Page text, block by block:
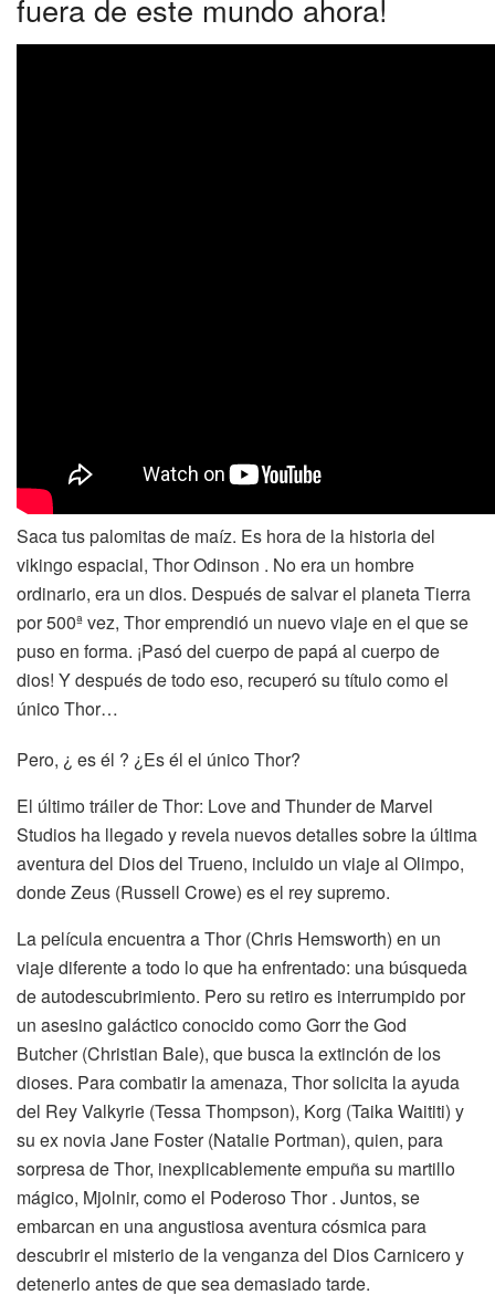
fuera de este mundo ahora!
Saca tus palomitas de maíz. Es hora de la historia del
vikingo espacial, Thor Odinson . No era un hombre
ordinario, era un dios. Después de salvar el planeta Tierra
por 500ª vez, Thor emprendió un nuevo viaje en el que se
puso en forma. ¡Pasó del cuerpo de papá al cuerpo de
dios! Y después de todo eso, recuperó su título como el
único Thor…
Pero, ¿ es él ? ¿Es él el único Thor?
El último tráiler de Thor: Love and Thunder de Marvel
Studios ha llegado y revela nuevos detalles sobre la última
aventura del Dios del Trueno, incluido un viaje al Olimpo,
donde Zeus (Russell Crowe) es el rey supremo.
La película encuentra a Thor (Chris Hemsworth) en un
viaje diferente a todo lo que ha enfrentado: una búsqueda
de autodescubrimiento. Pero su retiro es interrumpido por
un asesino galáctico conocido como Gorr the God
Butcher (Christian Bale), que busca la extinción de los
dioses. Para combatir la amenaza, Thor solicita la ayuda
del Rey Valkyrie (Tessa Thompson), Korg (Taika Waititi) y
su ex novia Jane Foster (Natalie Portman), quien, para
sorpresa de Thor, inexplicablemente empuña su martillo
mágico, Mjolnir, como el Poderoso Thor . Juntos, se
embarcan en una angustiosa aventura cósmica para
descubrir el misterio de la venganza del Dios Carnicero y
detenerlo antes de que sea demasiado tarde.